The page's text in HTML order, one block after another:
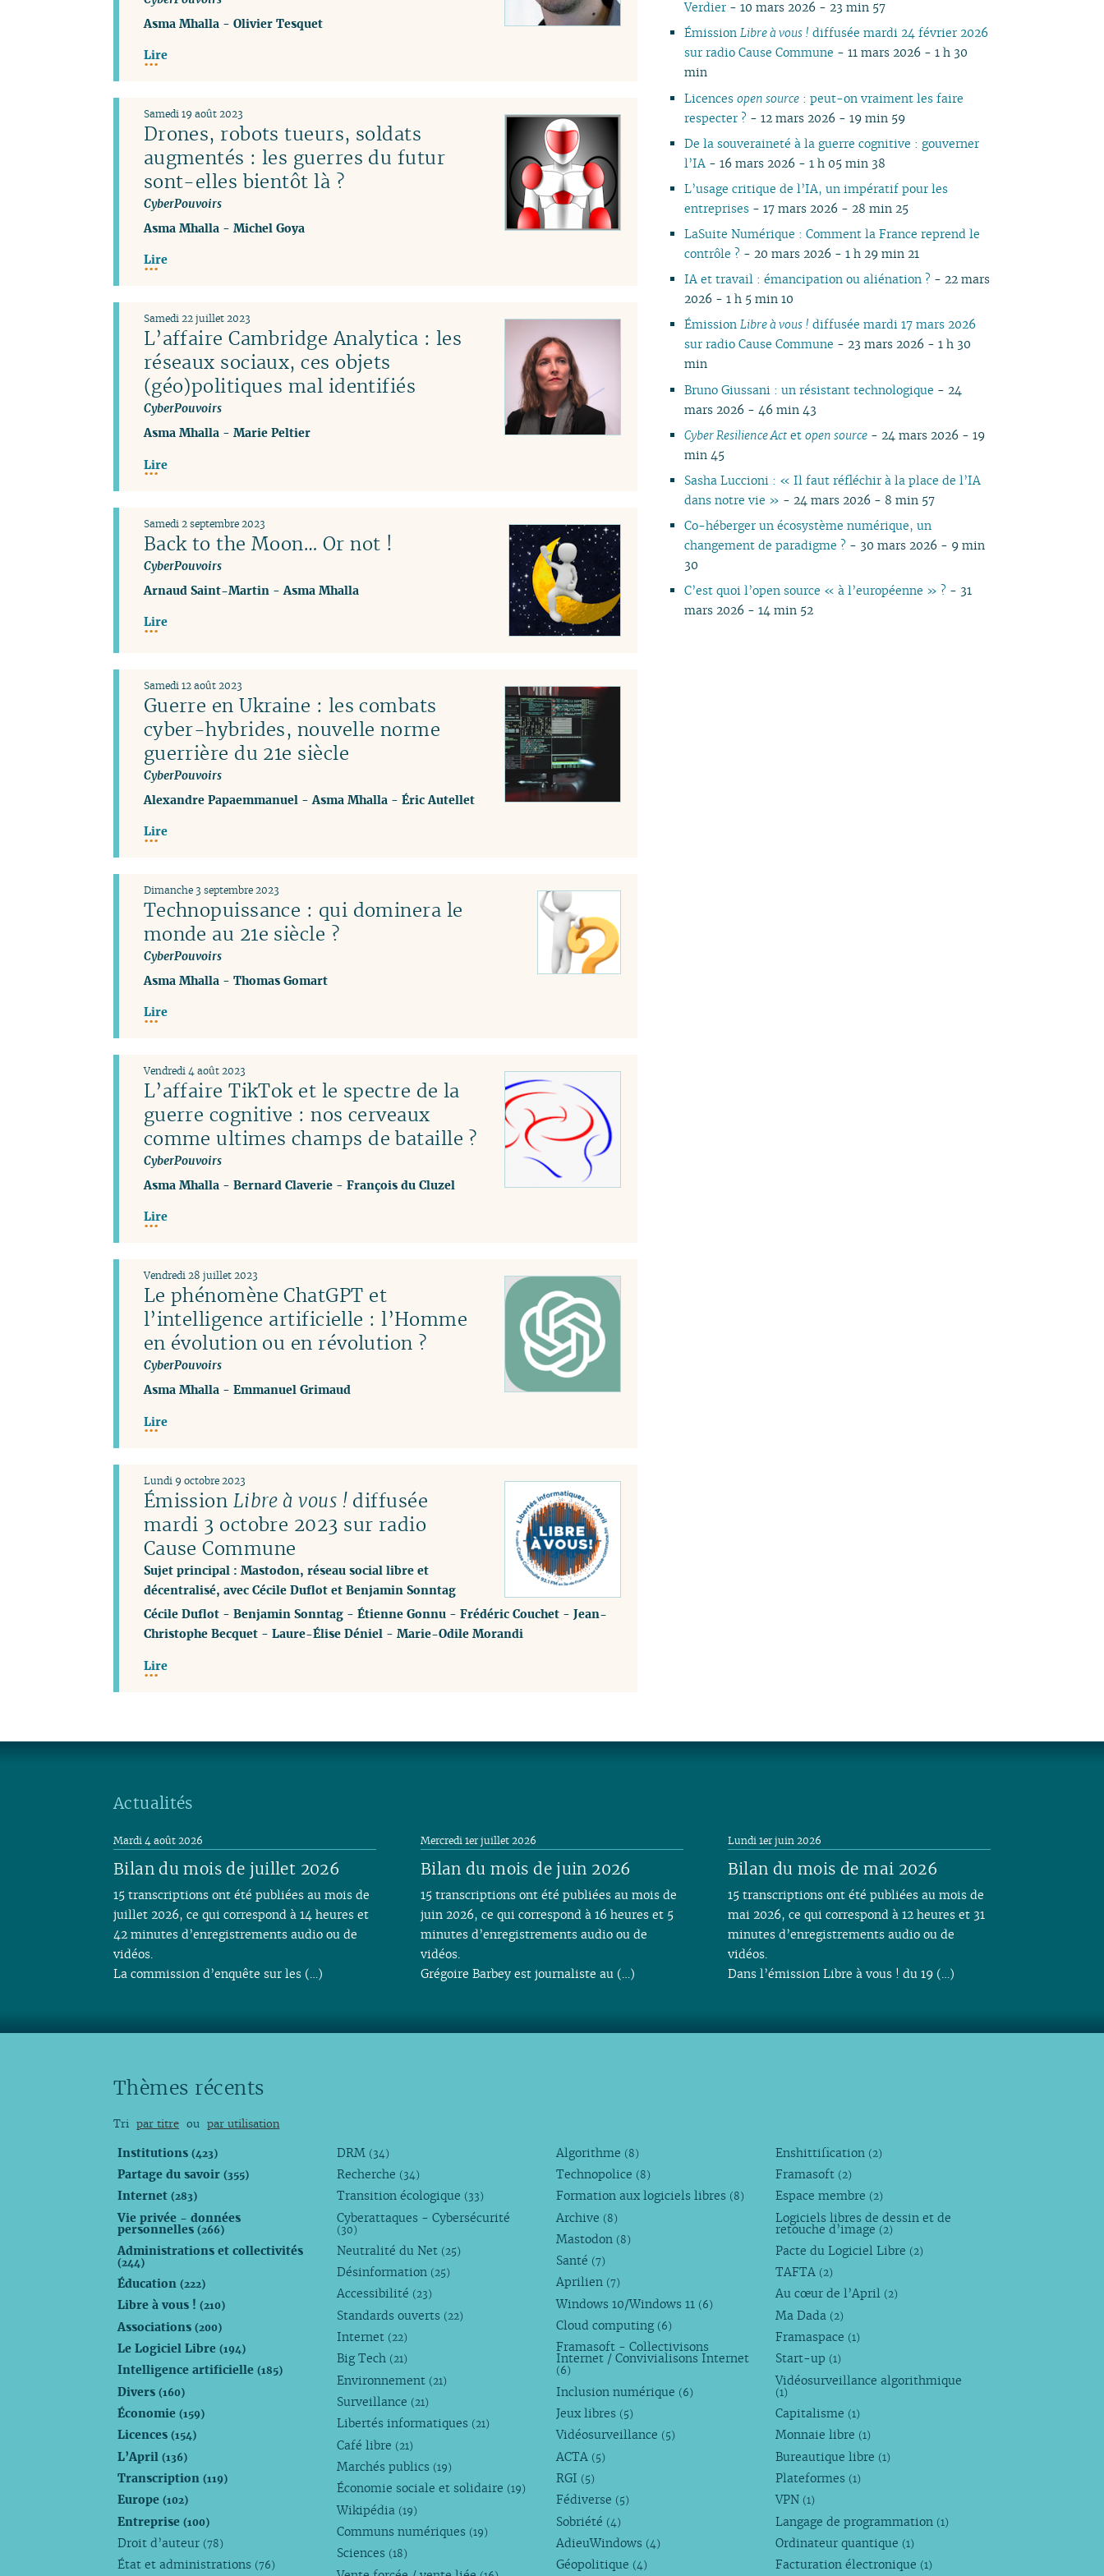
Asma Mhalla- Olivier Tesquet
Lire
Drones, robots tueurs, soldats
augmentés : les guerres du futur
sont-elles bientôt là ?
CyberPouvoirs
Samedi 19 août 2023
Asma Mhalla- Michel Goya
Lire
L’affaire Cambridge Analytica : les
réseaux sociaux, ces objets
(géo)politiques mal identifiés
CyberPouvoirs
Samedi 22 juillet 2023
Asma Mhalla- Marie Peltier
Lire
Back to the Moon… Or not !
CyberPouvoirs
Samedi 2 septembre 2023
Arnaud Saint-Martin - Asma Mhalla
Lire
Guerre en Ukraine : les combats
cyber-hybrides, nouvelle norme
guerrière du 21e siècle
CyberPouvoirs
Samedi 12 août 2023
Alexandre Papaemmanuel - Asma Mhalla - Éric Autellet
Lire
Technopuissance : qui dominera le
monde au 21e siècle ?
CyberPouvoirs
Dimanche 3 septembre 2023
Asma Mhalla - Thomas Gomart
Lire
L’affaire TikTok et le spectre de la
guerre cognitive : nos cerveaux
comme ultimes champs de bataille ?
CyberPouvoirs
Vendredi 4 août 2023
Asma Mhalla- Bernard Claverie- François du Cluzel
Lire
Le phénomène ChatGPT et
l’intelligence artificielle : l’Homme
en évolution ou en révolution ?
CyberPouvoirs
Vendredi 28 juillet 2023
Asma Mhalla- Emmanuel Grimaud
Lire
Émission Libre à vous !diffusée
mardi 3 octobre 2023 sur radio
Cause Commune
Sujet principal : Mastodon, réseau social libre et
décentralisé, avec Cécile Duflot et Benjamin Sonntag
Lundi 9 octobre 2023
Cécile Duflot- Benjamin Sonntag- Étienne Gonnu- Frédéric Couchet- Jean-
Christophe Becquet- Laure-Élise Déniel- Marie-Odile Morandi
Lire
02
01
02
03
02
03
02
03
02
03
02
03
02
03
02
03
02
03
02
03
02
01
04
03
04
03
01
Verdier - 10 mars 2026 - 23 min 57
ÉmissionLibre à vous ! diffusée mardi 24 février 2026
sur radio Cause Commune - 11 mars 2026 - 1 h 30
min
Licencesopen source : peut-on vraiment les faire
respecter ? - 12 mars 2026 - 19 min 59
De la souveraineté à la guerre cognitive : gouverner
l’IA - 16 mars 2026 - 1 h 05 min 38
L’usage critique de l’IA, un impératif pour les
entreprises - 17 mars 2026 - 28 min 25
LaSuite Numérique : Comment la France reprend le
contrôle ? - 20 mars 2026 - 1 h 29 min 21
IA et travail : émancipation ou aliénation ? - 22 mars
2026 - 1 h 5 min 10
ÉmissionLibre à vous ! diffusée mardi 17 mars 2026
sur radio Cause Commune - 23 mars 2026 - 1 h 30
min
Bruno Giussani : un résistant technologique - 24
mars 2026 - 46 min 43
Cyber Resilience Act etopen source - 24 mars 2026 - 19
min 45
Sasha Luccioni : « Il faut réfléchir à la place de l’IA
dans notre vie » - 24 mars 2026 - 8 min 57
Co-héberger un écosystème numérique, un
changement de paradigme ? - 30 mars 2026 - 9 min
30
C’est quoi l’open source « à l’européenne » ? - 31
mars 2026 - 14 min 52
Actualités
Bilan du mois de juillet 2026
Mardi 4 août 2026
15 transcriptions ont été publiées au mois de
juillet 2026, ce qui correspond à 14 heures et
42 minutes d’enregistrements audio ou de
vidéos.
La commission d’enquête sur les (…)
Bilan du mois de juin 2026
Mercredi 1er juillet 2026
15 transcriptions ont été publiées au mois de
juin 2026, ce qui correspond à 16 heures et 5
minutes d’enregistrements audio ou de
vidéos.
Grégoire Barbey est journaliste au (…)
Bilan du mois de mai 2026
Lundi 1er juin 2026
15 transcriptions ont été publiées au mois de
mai 2026, ce qui correspond à 12 heures et 31
minutes d’enregistrements audio ou de
vidéos.
Dans l’émission Libre à vous ! du 19 (…)
Thèmes récents
Tri par titre ou par utilisation
Institutions(423)
Partage du savoir(355)
Internet(283)
Vie privée - données
personnelles(266)
Administrations et collectivités
(244)
Éducation(222)
Libre à vous !(210)
Associations(200)
Le Logiciel Libre(194)
Intelligence artificielle(185)
Divers(160)
Économie(159)
Licences(154)
L’April(136)
Transcription(119)
Europe(102)
Entreprise(100)
Droit d’auteur (78)
État et administrations (76)
DRM (34)
Recherche (34)
Transition écologique (33)
Cyberattaques - Cybersécurité
(30)
Neutralité du Net (25)
Désinformation (25)
Accessibilité (23)
Standards ouverts (22)
Internet (22)
Big Tech (21)
Environnement (21)
Surveillance (21)
Libertés informatiques (21)
Café libre (21)
Marchés publics (19)
Économie sociale et solidaire (19)
Wikipédia (19)
Communs numériques (19)
Sciences (18)
Algorithme (8)
Technopolice (8)
Formation aux logiciels libres (8)
Archive (8)
Mastodon (8)
Santé (7)
Aprilien (7)
Windows 10/Windows 11 (6)
Cloud computing (6)
Framasoft - Collectivisons
Internet / Convivialisons Internet
(6)
Inclusion numérique (6)
Jeux libres (5)
Vidéosurveillance (5)
ACTA (5)
RGI (5)
Fédiverse (5)
Sobriété (4)
AdieuWindows (4)
Géopolitique (4)
Enshittification (2)
Framasoft (2)
Espace membre (2)
Logiciels libres de dessin et de
retouche d’image (2)
Pacte du Logiciel Libre (2)
TAFTA (2)
Au cœur de l’April (2)
Ma Dada (2)
Framaspace (1)
Start-up (1)
Vidéosurveillance algorithmique
(1)
Capitalisme (1)
Monnaie libre (1)
Bureautique libre (1)
Plateformes (1)
VPN (1)
Langage de programmation (1)
Ordinateur quantique (1)
Facturation électronique (1)